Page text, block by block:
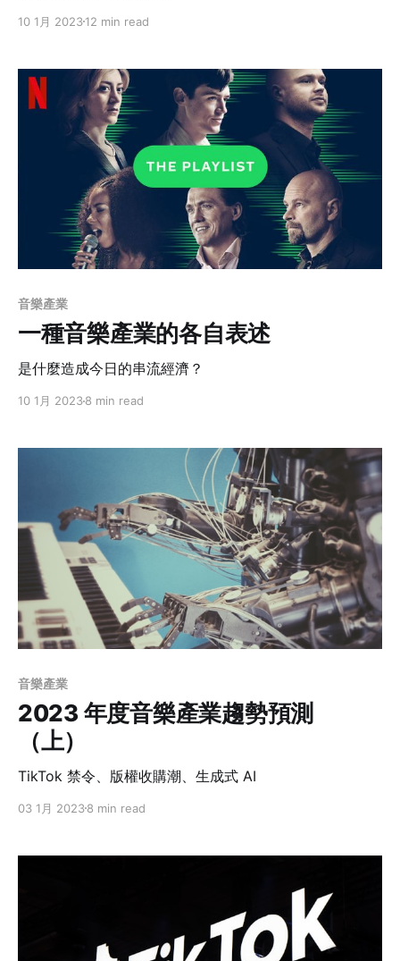
10 1月 202312 min read
音樂產業
一種音樂產業的各自表述
是什麼造成今日的串流經濟？
10 1月 20238 min read
音樂產業
2023 年度音樂產業趨勢預測
（上）
TikTok 禁令、版權收購潮、生成式 AI
03 1月 20238 min read